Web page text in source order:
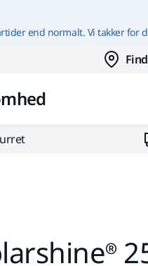
end normalt. Vi takker for